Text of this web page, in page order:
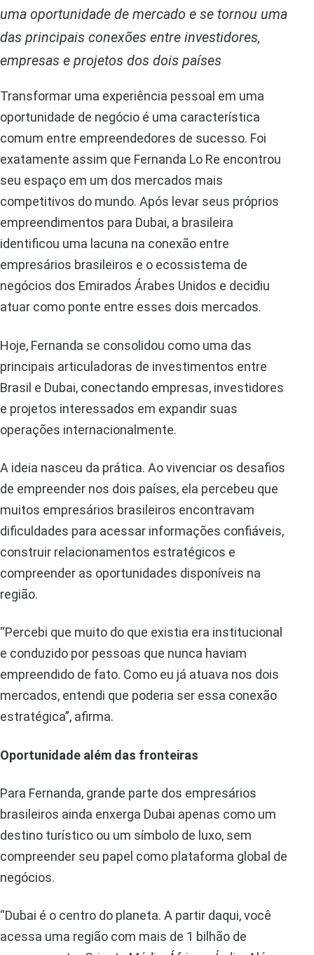
uma oportunidade de mercado e se tornou uma
das principais conexões entre investidores,
empresas e projetos dos dois países
Transformar uma experiência pessoal em uma
oportunidade de negócio é uma característica
comum entre empreendedores de sucesso. Foi
exatamente assim que Fernanda Lo Re encontrou
seu espaço em um dos mercados mais
competitivos do mundo. Após levar seus próprios
empreendimentos para Dubai, a brasileira
identificou uma lacuna na conexão entre
empresários brasileiros e o ecossistema de
negócios dos Emirados Árabes Unidos e decidiu
atuar como ponte entre esses dois mercados.
Hoje, Fernanda se consolidou como uma das
principais articuladoras de investimentos entre
Brasil e Dubai, conectando empresas, investidores
e projetos interessados em expandir suas
operações internacionalmente.
A ideia nasceu da prática. Ao vivenciar os desafios
de empreender nos dois países, ela percebeu que
muitos empresários brasileiros encontravam
dificuldades para acessar informações confiáveis,
construir relacionamentos estratégicos e
compreender as oportunidades disponíveis na
região.
“Percebi que muito do que existia era institucional
e conduzido por pessoas que nunca haviam
empreendido de fato. Como eu já atuava nos dois
mercados, entendi que poderia ser essa conexão
estratégica”, afirma.
Oportunidade além das fronteiras
Para Fernanda, grande parte dos empresários
brasileiros ainda enxerga Dubai apenas como um
destino turístico ou um símbolo de luxo, sem
compreender seu papel como plataforma global de
negócios.
“Dubai é o centro do planeta. A partir daqui, você
acessa uma região com mais de 1 bilhão de